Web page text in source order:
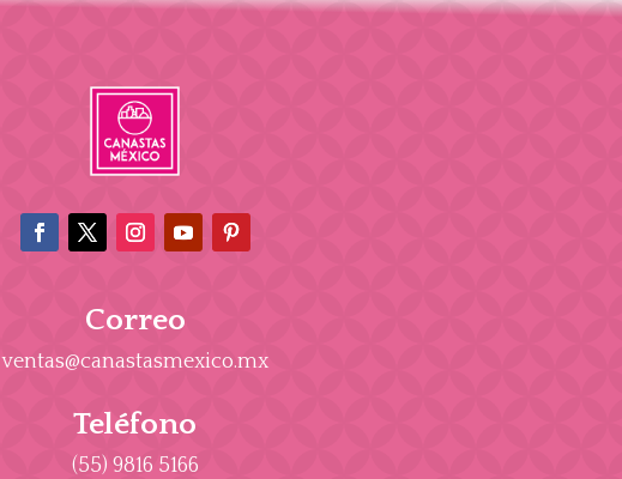
Correo
ventas@canastasmexico.mx
Teléfono
(55) 9816 5166